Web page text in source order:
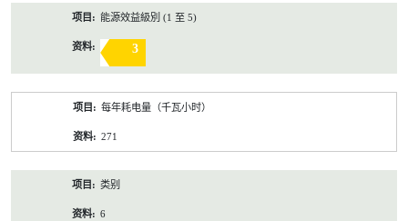
能源效益級別 (1 至 5)
3
每年耗电量（千瓦小时）
271
类别
6